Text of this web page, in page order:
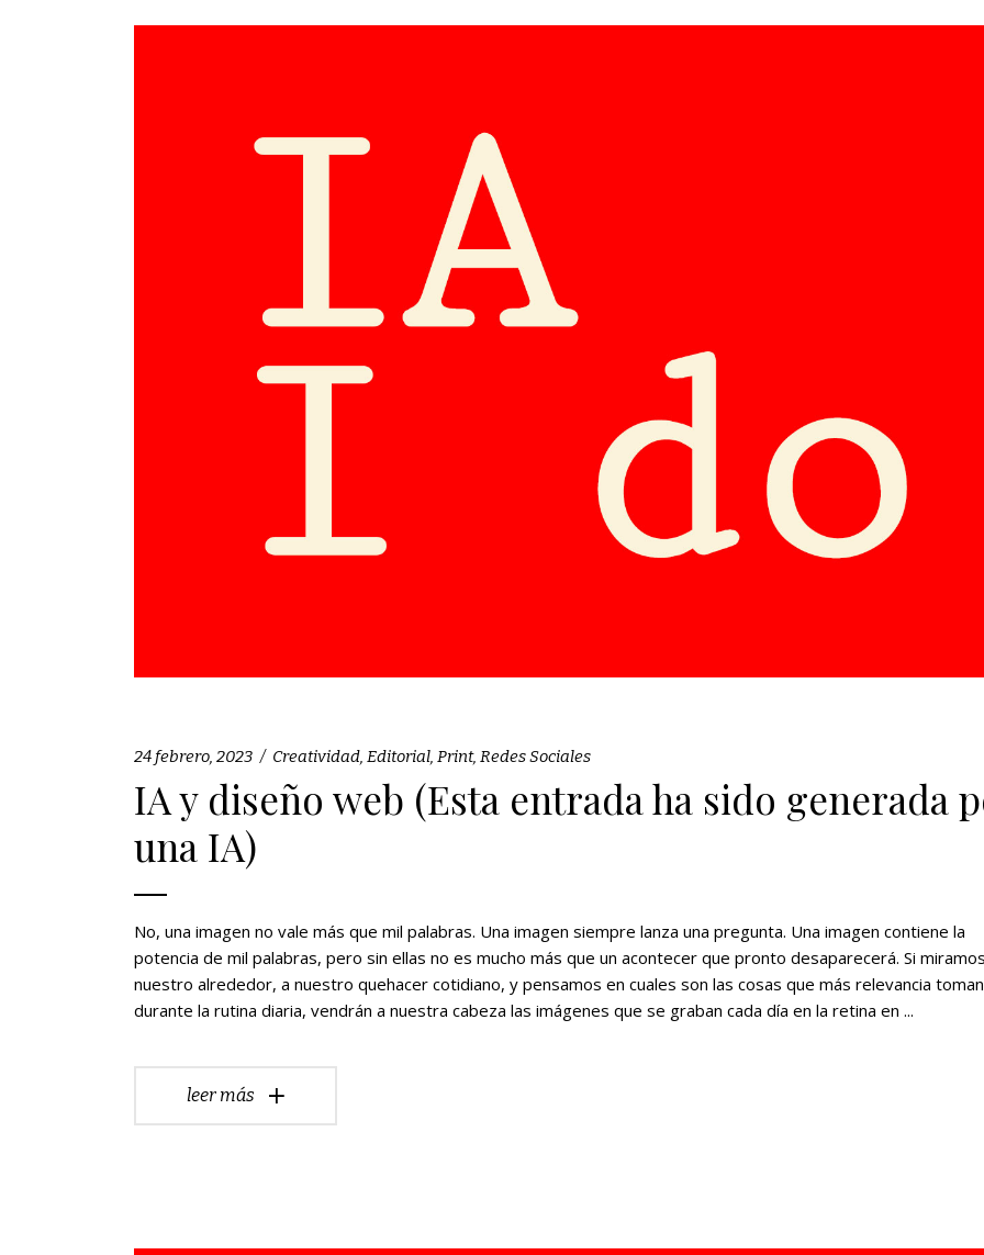
24 febrero, 2023 Creatividad, Editorial, Print, Redes Sociales
IA y diseño web (Esta entrada ha sido generada
una IA)
No, una imagen no vale más que mil palabras. Una imagen siempre lanza una pregunta. Una imagen contiene la
potencia de mil palabras, pero sin ellas no es mucho más que un acontecer que pronto desaparecerá. Si
nuestro alrededor, a nuestro quehacer cotidiano, y pensamos en cuales son las cosas que más relevancia toman
durante la rutina diaria, vendrán a nuestra cabeza las imágenes que se graban cada día en la retina en
leer más